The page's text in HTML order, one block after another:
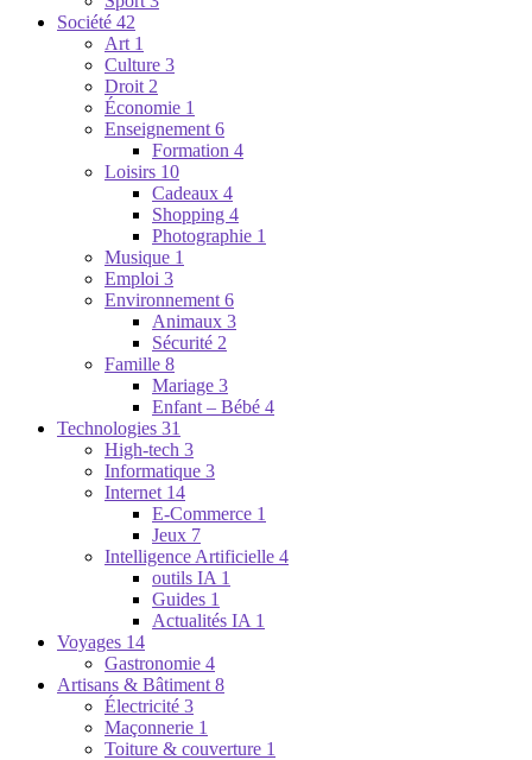
Société 42
Art 1
Culture 3
Droit 2
Économie 1
Enseignement 6
Formation 4
Loisirs 10
Cadeaux 4
Shopping 4
Photographie 1
Musique 1
Emploi 3
Environnement 6
Animaux 3
Sécurité 2
Famille 8
Mariage 3
Enfant – Bébé 4
Technologies 31
High-tech 3
Informatique 3
Internet 14
E-Commerce 1
Jeux 7
Intelligence Artificielle 4
outils IA 1
Guides 1
Actualités IA 1
Voyages 14
Gastronomie 4
Artisans & Bâtiment 8
Électricité 3
Maçonnerie 1
Toiture & couverture 1